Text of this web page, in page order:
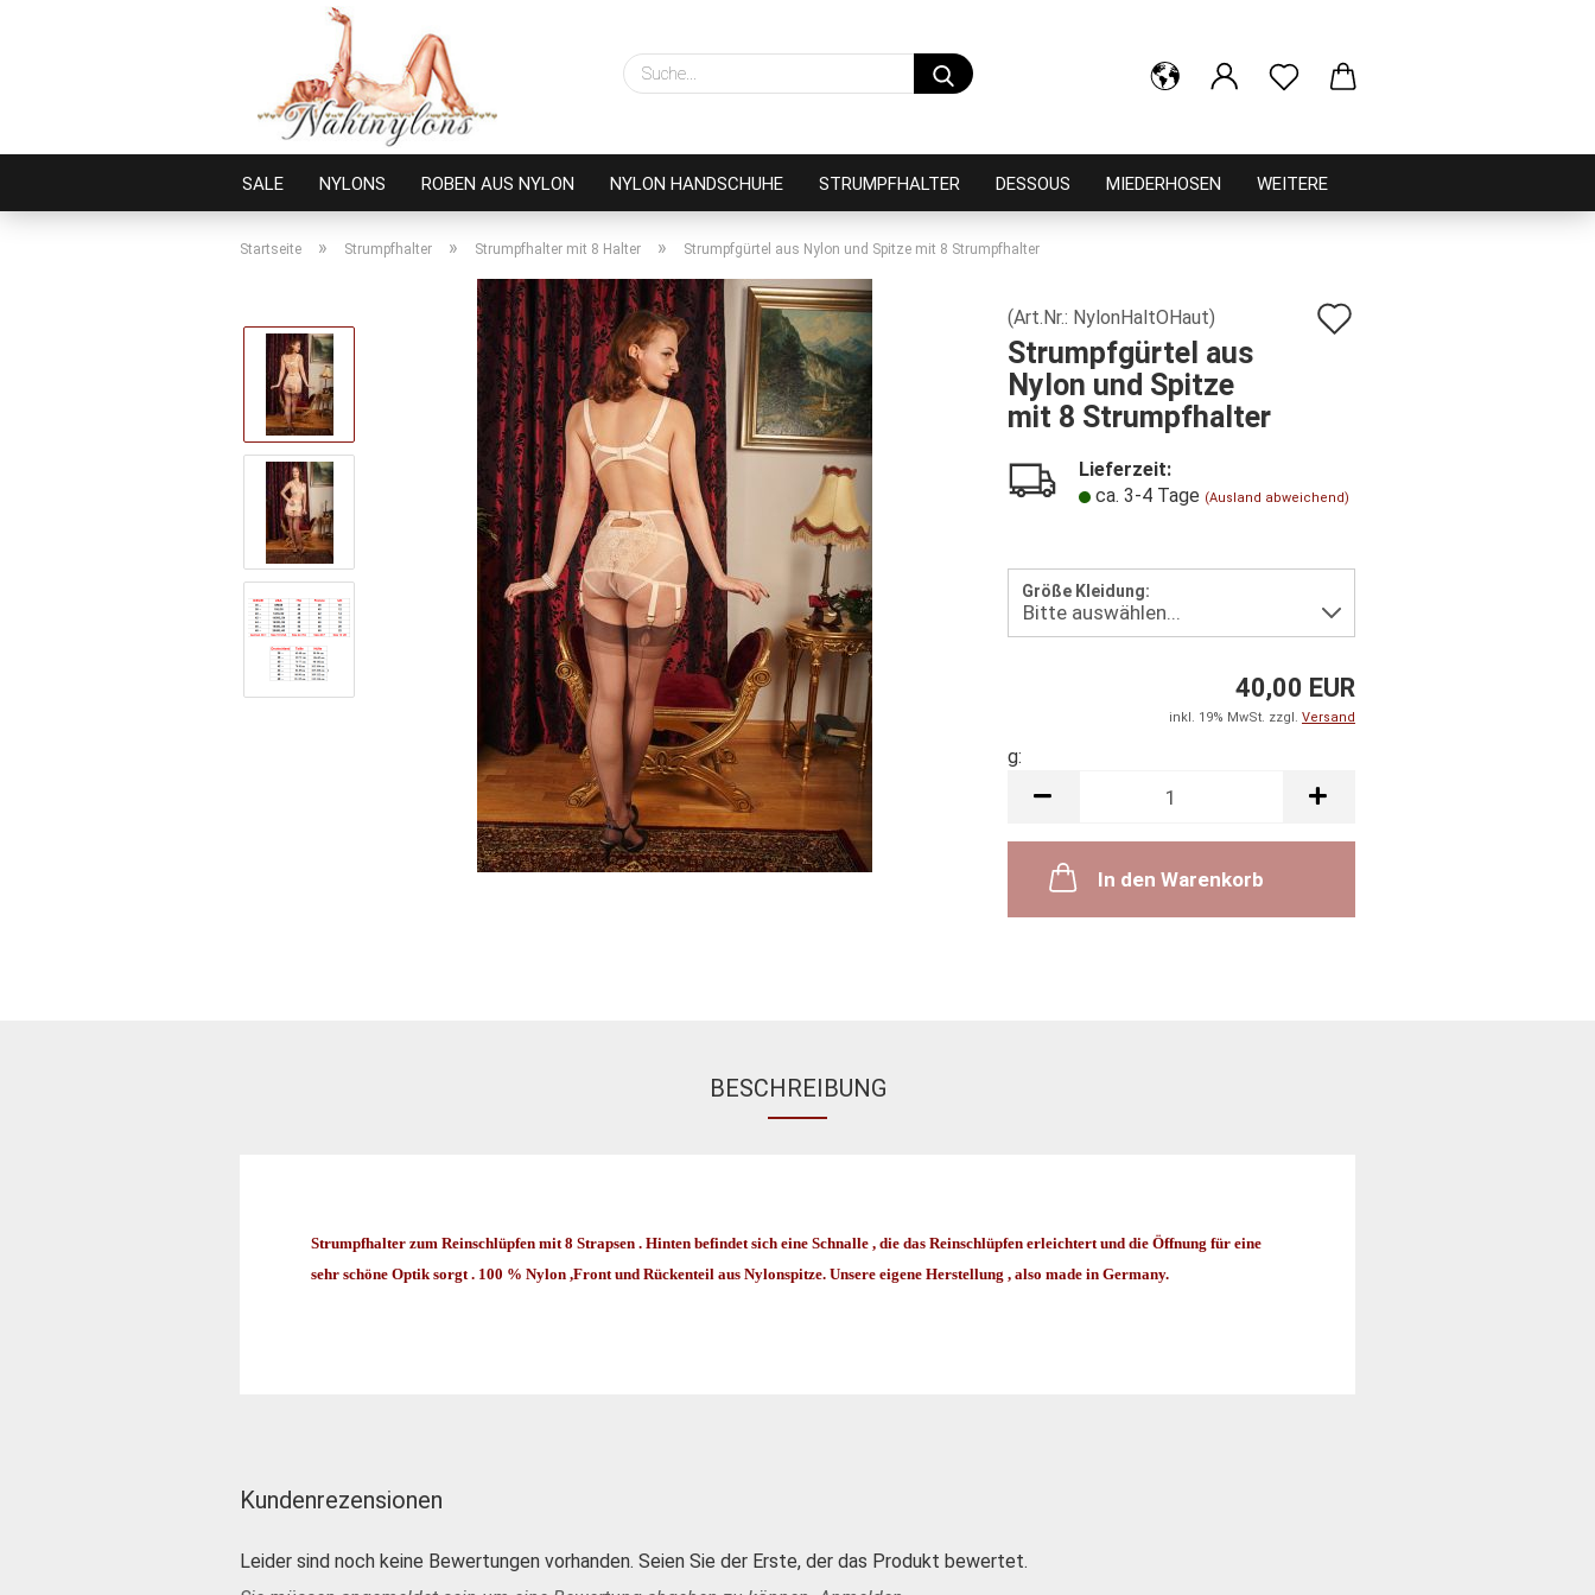
Suche...
SALE NYLONS ROBEN AUS NYLON NYLON HANDSCHUHE STRUMPFHALTER DESSOUS MIEDERHOSEN WEITERE
Startseite » Strumpfhalter » Strumpfhalter mit 8 Halter » Strumpfgürtel aus Nylon und Spitze mit 8 Strumpfhalter
(Art.Nr.: NylonHaltOHaut)
Strumpf­gür­tel aus
Nylon und Spit­ze
mit 8 Strumpf­hal­ter
Lieferzeit:
ca. 3-4 Tage (Ausland abweichend)
Größe Kleidung:
40,00 EUR
inkl. 19% MwSt. zzgl. Versand
g:
In den Warenkorb
BESCHREIBUNG
Strumpfhalter zum Reinschlüpfen mit 8 Strapsen . Hinten befindet sich eine Schnalle , die das Reinschlüpfen erleichtert und die Öffnung für eine
sehr schöne Optik sorgt . 100 % Nylon ,Front und Rückenteil aus Nylonspitze. Unsere eigene Herstellung , also made in Germany.
Kundenrezensionen
Leider sind noch keine Bewertungen vorhanden. Seien Sie der Erste, der das Produkt bewertet.